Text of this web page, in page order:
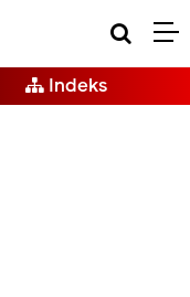
Indeks